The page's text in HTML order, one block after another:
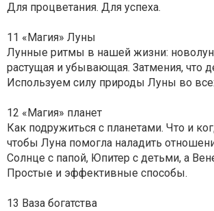
Для процветания. Для успеха.
11 «Магия» Луны
Лунные ритмы в нашей жизни:
растущая и убывающая. Затмения, что
Используем силу природы Луны во
12 «Магия» планет
Как подружиться с планетами. Что и
чтобы Луна помогла наладить
Солнце с папой, Юпитер с детьми, а
Простые и эффективные способы.
13 Ваза богатства